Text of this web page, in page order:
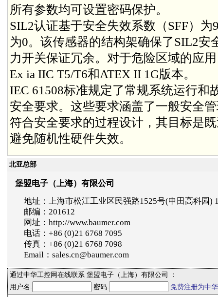
所有参数均可设置密码保护。
SIL2认证基于安全失效系数（SFF）
为0。该传感器的结构架确保了SIL2安
力开关保证冗余。对于危险区域的应
Ex ia IIC T5/T6和ATEX II 1G版本。
IEC 61508标准规定了常规系统运行和
安全要求。这些要求涵盖了一般安全
符合安全要求的过程设计，其目标是
避免随机性硬件失效。
北亚总部
堡盟电子（上海）有限公司
地址：上海市松江工业区民强路1525号(申田高科园)
邮编：201612
网址：http://www.baumer.com
电话：+86 (0)21 6768 7095
传真：+86 (0)21 6768 7098
Email：sales.cn@baumer.com
通过中华工控网在线联系 堡盟电子（上海）有限公司 ：
用户名:
密码: 免费注册为中